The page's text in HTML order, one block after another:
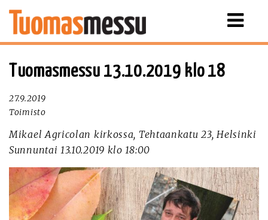
Näytä
Tuomasmessu 13.10.2019 klo 18
27.9.2019
Toimisto
Mikael Agricolan kirkossa, Tehtaankatu 23, Helsinki
Sunnuntai 13.10.2019 klo 18:00